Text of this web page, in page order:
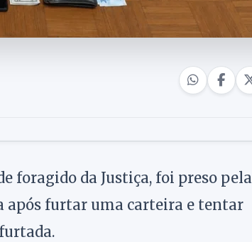
foragido da Justiça, foi preso pela
furtar uma carteira e tentar